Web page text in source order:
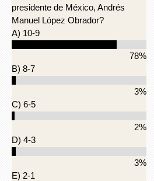
presidente de México, Andrés
Manuel López Obrador?
A) 10-9
78%
B) 8-7
3%
C) 6-5
2%
D) 4-3
3%
E) 2-1